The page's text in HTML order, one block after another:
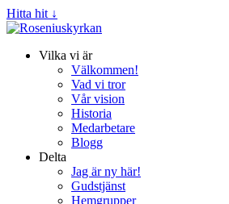
Hitta hit ↓
Vilka vi är
Välkommen!
Vad vi tror
Vår vision
Historia
Medarbetare
Blogg
Delta
Jag är ny här!
Gudstjänst
Hemgrupper